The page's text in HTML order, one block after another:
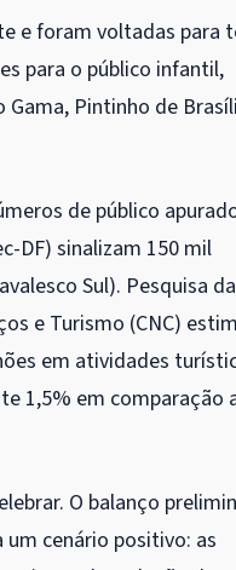
e foram voltadas para
para o público infantil,
Pintinho de
de público
DF) sinalizam 150 mil
Sul). Pesquisa da
e Turismo (CNC)
em atividades
1,5% em comparação
O balanço
um cenário positivo: as